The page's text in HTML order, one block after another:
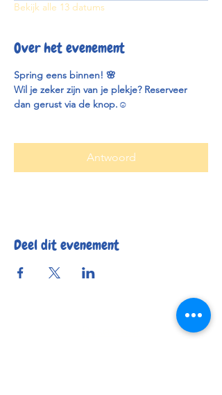
Bekijk alle 13 datums
Over het evenement
Spring eens binnen! 🌸
Wil je zeker zijn van je plekje? Reserveer
dan gerust via de knop. ☺️
Antwoord
Deel dit evenement